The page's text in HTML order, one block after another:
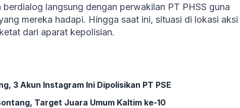
langsung dengan perwakilan PT PHSS guna
mereka hadapi. Hingga saat ini, situasi di lokasi aksi
dari aparat kepolisian.
3 Akun Instagram Ini Dipolisikan PT PSE
Target Juara Umum Kaltim ke-10